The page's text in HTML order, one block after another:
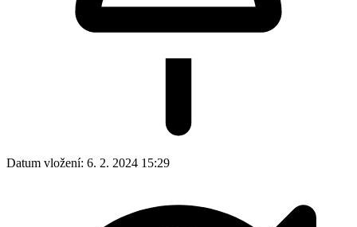
Datum vložení: 6. 2. 2024 15:29